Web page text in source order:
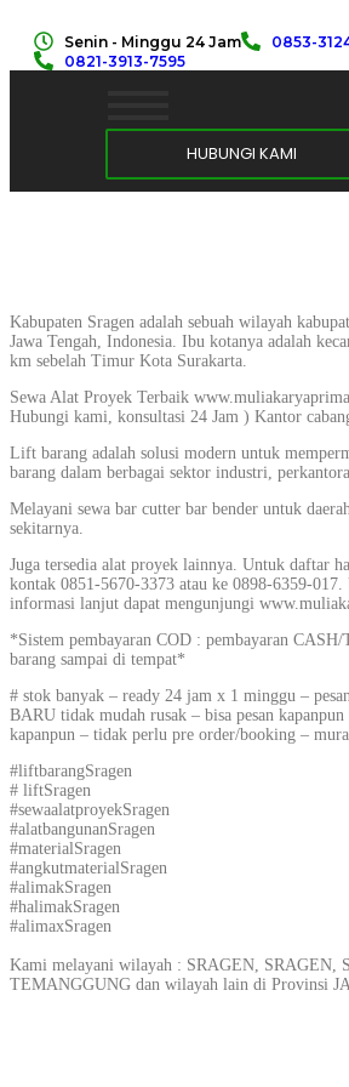
Senin - Minggu 24 Jam 0853-
0821-3913-7595
HUBUNGI KAMI
Kabupaten Sragen adalah sebuah wilayah
Jawa Tengah, Indonesia. Ibu kotanya adalah
km sebelah Timur Kota Surakarta.
Sewa Alat Proyek Terbaik
Hubungi kami, konsultasi 24 Jam ) Kantor
Lift barang adalah solusi modern untuk
barang dalam berbagai sektor industri,
Melayani sewa bar cutter bar bender untuk
sekitarnya.
Juga tersedia alat proyek lainnya. Untuk daftar
kontak 0851-5670-3373 atau ke 0898-6359-
informasi lanjut dapat mengunjungi
*Sistem pembayaran COD : pembayaran
barang sampai di tempat*
# stok banyak – ready 24 jam x 1 minggu –
BARU tidak mudah rusak – bisa pesan
kapanpun – tidak perlu pre order/booking –
#liftbarangSragen
# liftSragen
#sewaalatproyekSragen
#alatbangunanSragen
#materialSragen
#angkutmaterialSragen
#alimakSragen
#halimakSragen
#alimaxSragen
Kami melayani wilayah : SRAGEN, SRAGEN,
TEMANGGUNG dan wilayah lain di Provinsi